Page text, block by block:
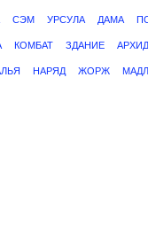
СЭМ УРСУЛА ДАМА
КОМБАТ ЗДАНИЕ
НАРЯД ЖОРЖ